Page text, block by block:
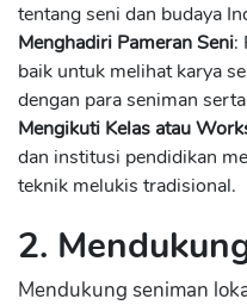
tentang seni dan budaya
Menghadiri Pameran Seni:
baik untuk melihat karya
dengan para seniman
Mengikuti Kelas atau
dan institusi pendidikan
teknik melukis tradisional.
2.
Mendukung seniman